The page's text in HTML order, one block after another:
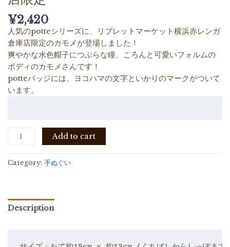
¥2,420
人気のpotteシリーズに、リブレットマーケット横浜赤レンガ
倉庫店限定のカモメが登場しました！
爽やかな水色帽子につぶらな瞳、ころんと可愛いフォルムの
ボディのカモメさんです！
potteバッジには、ヨコハマの文字といかりのマークがついて
います。
potte
カ
モ
メ
赤
Add to cart
Category: 手ぬぐい
Description